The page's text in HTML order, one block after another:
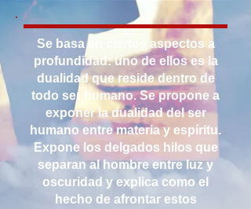
Se basa en ciertos aspectos a
profundidad: uno de ellos es la
dualidad que reside dentro de
todo ser humano. Se propone a
exponer la dualidad del ser
humano entre materia y espíritu.
Expone los delgados hilos que
separan al hombre entre luz y
oscuridad y explica como el
hecho de afrontar estos